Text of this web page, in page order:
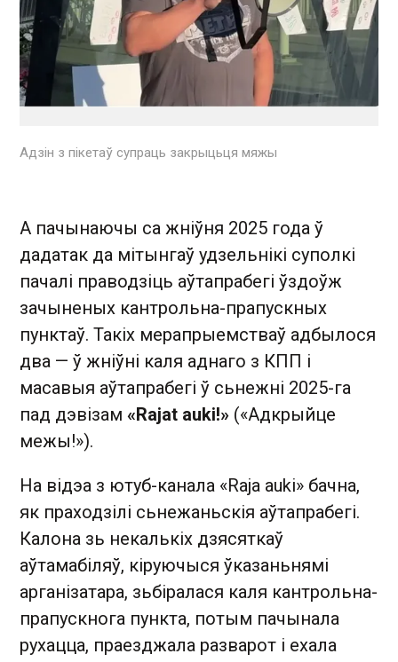
Адзін з пікетаў супраць закрыцьця мяжы
А пачынаючы са жніўня 2025 года ў
дадатак да мітынгаў удзельнікі суполкі
пачалі праводзіць аўтапрабегі ўздоўж
зачыненых кантрольна-прапускных
пунктаў. Такіх мерапрыемстваў адбылося
два — ў жніўні каля аднаго з КПП і
масавыя аўтапрабегі ў сьнежні 2025-га
пад дэвізам «Rajat auki!» («Адкрыйце
межы!»).
На відэа з ютуб-канала «Raja auki» бачна,
як праходзілі сьнежаньскія аўтапрабегі.
Калона зь некалькіх дзясяткаў
аўтамабіляў, кіруючыся ўказаньнямі
арганізатара, зьбіралася каля кантрольна-
прапускнога пункта, потым пачынала
рухацца, праезджала разварот і ехала